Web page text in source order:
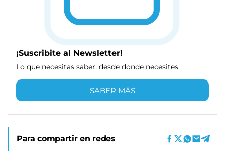
¡Suscribite al Newsletter!
Lo que necesitas saber, desde donde necesites
SABER MÁS
Para compartir en redes